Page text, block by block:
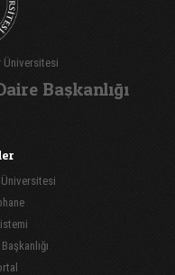
Üniversitesi
Başkanlığı
Üniversitesi